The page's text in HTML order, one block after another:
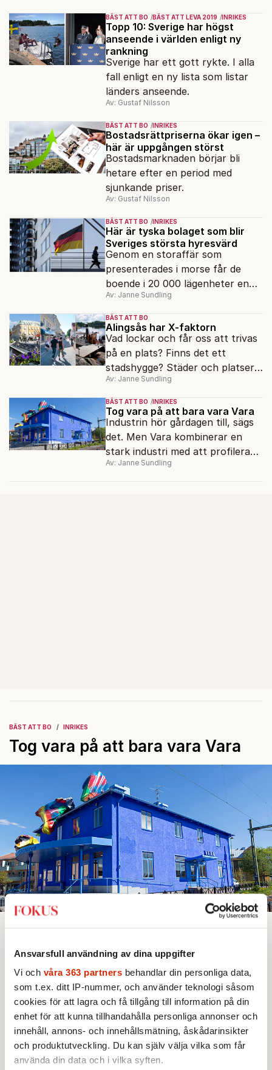
Ansvarsfull användning av dina uppgifter
Vi och våra 363 partners behandlar din personliga data,
som t.ex. ditt IP-nummer, och använder teknologi såsom
cookies för att lagra och få tillgång till information på din
enhet för att kunna tillhandahålla personliga annonser och
innehåll, annons- och innehållsmätning, åskådarinsikter
och produktutveckling. Du kan själv välja vilka som får
använda din data och i vilka syften.
BÄST ATT BO BÄST ATT LEVA 2019 INRIKES
Topp 10: Sverige har högst
anseende i världen enligt ny
rankning
Sverige har ett gott rykte. I alla
fall enligt en ny lista som listar
länders anseende.
Av: Gustaf Nilsson
BÄST ATT BO INRIKES
Bostadsrättpriserna ökar igen –
här är uppgången störst
Bostadsmarknaden börjar bli
hetare efter en period med
sjunkande priser.
Av: Gustaf Nilsson
BÄST ATT BO INRIKES
Här är tyska bolaget som blir
Sveriges största hyresvärd
Genom en storaffär som
presenterades i morse får de
boende i 20 000 lägenheter en
ny hyresvärd. Tyska bolaget
Vonovia som redan är storägare i
svenska Victoria Park blir genom
köpet av Hembla Sveriges
största privata hyresvärd med
totalt 38 000 lägenheter.
Av: Janne Sundling
BÄST ATT BO
Alingsås har X-faktorn
Vad lockar och får oss att trivas
på en plats? Finns det ett
stadshygge? Städer och platser
med ett speciellt gemyt och
trivsel?
Av: Janne Sundling
BÄST ATT BO INRIKES
Tog vara på att bara vara Vara
Industrin hör gårdagen till, sägs
det. Men Vara kombinerar en
stark industri med att profilera
sig med kultur.
Av: Janne Sundling
BÄST ATT BO INRIKES
Tog vara på att bara vara Vara
Text:Janne SundlingBild: Mikael Ljungström
Platt utan antydan till kullar i landskapet.
Slätten breder ut sig som en beväxt
pannkaka. »Här ser vi lite längre« är en
slogan de använder ibland. Inget är ju i
vägen.